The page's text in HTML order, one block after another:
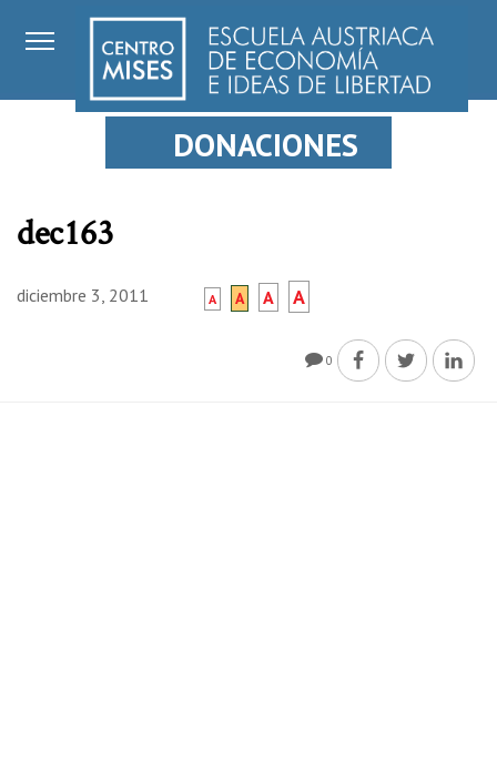
DONACIONES
dec163
diciembre 3, 2011 A A A A
0